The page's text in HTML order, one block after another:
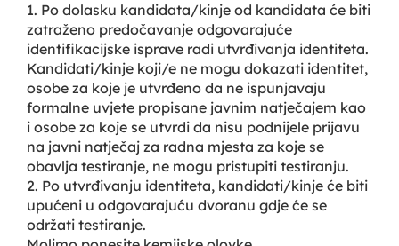
1. Po dolasku kandidata/kinje od kandidata će biti
zatraženo predočavanje odgovarajuće
identifikacijske isprave radi utvrđivanja identiteta.
Kandidati/kinje koji/e ne mogu dokazati identitet,
osobe za koje je utvrđeno da ne ispunjavaju
formalne uvjete propisane javnim natječajem kao
i osobe za koje se utvrdi da nisu podnijele prijavu
na javni natječaj za radna mjesta za koje se
obavlja testiranje, ne mogu pristupiti testiranju.
2. Po utvrđivanju identiteta, kandidati/kinje će biti
upućeni u odgovarajuću dvoranu gdje će se
održati testiranje.